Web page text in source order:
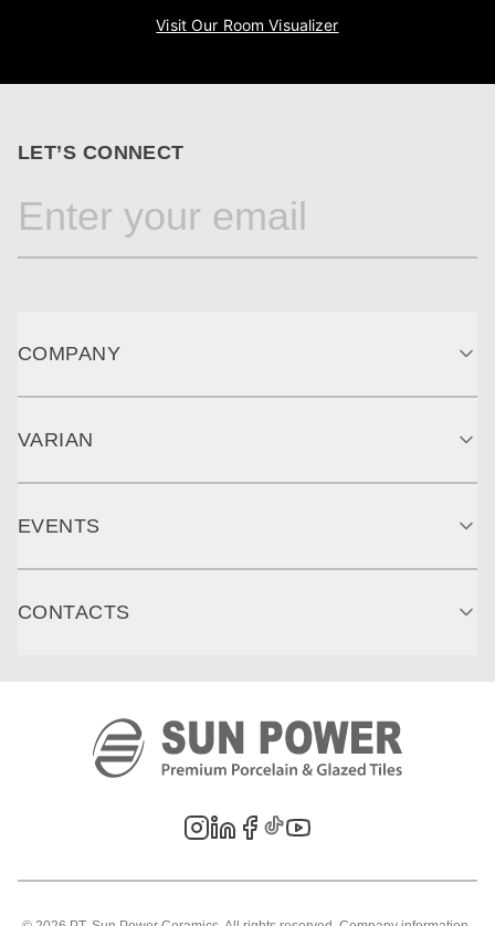
Visit Our Room Visualizer
LET’S CONNECT
COMPANY
VARIAN
EVENTS
CONTACTS